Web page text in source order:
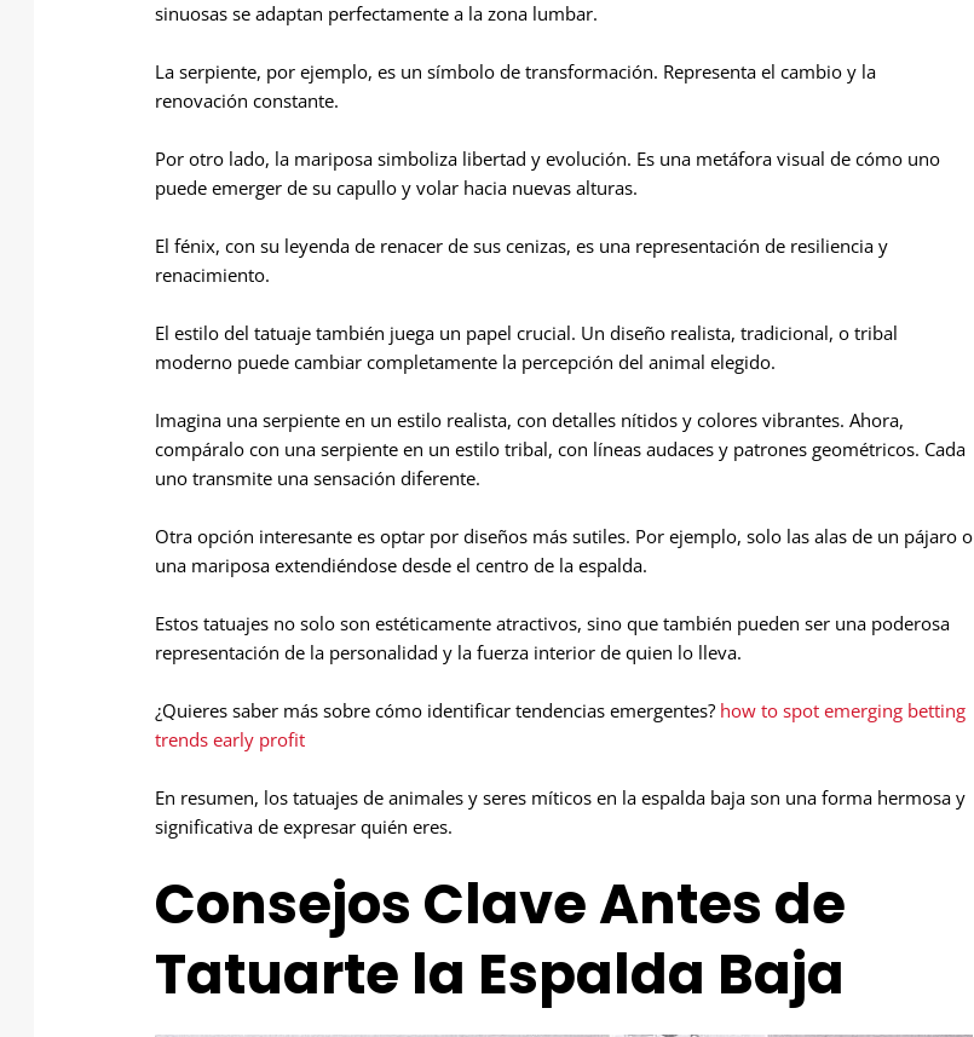
sinuosas se adaptan perfectamente a la zona lumbar.
La serpiente, por ejemplo, es un símbolo de transformación. Representa el cambio y la
renovación constante.
Por otro lado, la mariposa simboliza libertad y evolución. Es una metáfora visual de cómo uno
puede emerger de su capullo y volar hacia nuevas alturas.
El fénix, con su leyenda de renacer de sus cenizas, es una representación de resiliencia y
renacimiento.
El estilo del tatuaje también juega un papel crucial. Un diseño realista, tradicional, o tribal
moderno puede cambiar completamente la percepción del animal elegido.
Imagina una serpiente en un estilo realista, con detalles nítidos y colores vibrantes. Ahora,
compáralo con una serpiente en un estilo tribal, con líneas audaces y patrones geométricos. Cada
uno transmite una sensación diferente.
Otra opción interesante es optar por diseños más sutiles. Por ejemplo, solo las alas de un pájaro o
una mariposa extendiéndose desde el centro de la espalda.
Estos tatuajes no solo son estéticamente atractivos, sino que también pueden ser una poderosa
representación de la personalidad y la fuerza interior de quien lo lleva.
¿Quieres saber más sobre cómo identificar tendencias emergentes? how to spot emerging betting
trends early profit
En resumen, los tatuajes de animales y seres míticos en la espalda baja son una forma hermosa y
significativa de expresar quién eres.
Consejos Clave Antes de
Tatuarte la Espalda Baja